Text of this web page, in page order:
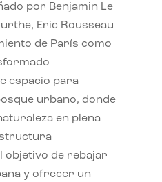
por Benjamin Le
Eric Rousseau
de París como
espacio para
urbano, donde
en plena
objetivo de rebajar
y ofrecer un